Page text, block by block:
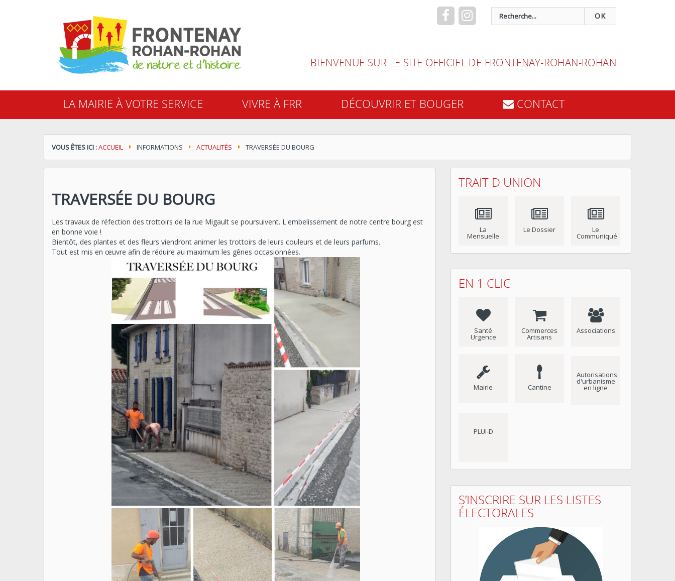
OK
BIENVENUE SUR LE SITE OFFICIEL DE FRONTENAY-ROHAN-ROHAN
LA MAIRIE À VOTRE SERVICE VIVRE À FRR DÉCOUVRIR ET BOUGER CONTACT
VOUS ÊTES ICI :ACCUEIL INFORMATIONS ACTUALITÉS TRAVERSÉE DU BOURG
TRAVERSÉE DU BOURG
Les travaux de réfection des trottoirs de la rue Migault se poursuivent. L'embelissement de notre centre bourg est
en bonne voie !
Bientôt, des plantes et des fleurs viendront animer les trottoirs de leurs couleurs et de leurs parfums.
Tout est mis en œuvre afin de réduire au maximum les gênes occasionnées.
TRAIT D UNION
La
Mensuelle
Le Dossier Le
Communiqué
EN 1 CLIC
Santé
Urgence
Commerces
Artisans
Associations
Mairie Cantine
Autorisations
d'urbanisme
en ligne
PLUI-D
S’INSCRIRE SUR LES LISTES
ÉLECTORALES